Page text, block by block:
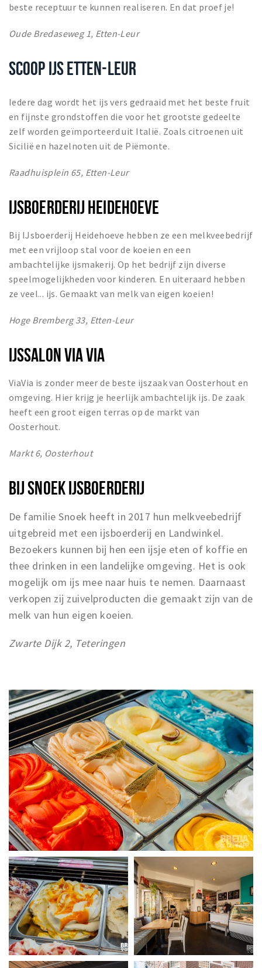
beste receptuur te kunnen realiseren. En dat proef je!
Oude Bredaseweg 1, Etten-Leur
SCOOP IJS ETTEN-LEUR
Iedere dag wordt het ijs vers gedraaid met het beste fruit
en fijnste grondstoffen die voor het grootste gedeelte
zelf worden geïmporteerd uit Italië. Zoals citroenen uit
Sicilië en hazelnoten uit de Piëmonte.
Raadhuisplein 65, Etten-Leur
IJSBOERDERIJ HEIDEHOEVE
Bij IJsboerderij Heidehoeve hebben ze een melkveebedrijf
met een vrijloop stal voor de koeien en een
ambachtelijke ijsmakerij. Op het bedrijf zijn diverse
speelmogelijkheden voor kinderen. En uiteraard hebben
ze veel... ijs. Gemaakt van melk van eigen koeien!
Hoge Bremberg 33, Etten-Leur
IJSSALON VIA VIA
ViaVia is zonder meer de beste ijszaak van Oosterhout en
omgeving. Hier krijg je heerlijk ambachtelijk ijs. De zaak
heeft een groot eigen terras op de markt van
Oosterhout.
Markt 6, Oosterhout
BIJ SNOEK IJSBOERDERIJ
De familie Snoek heeft in 2017 hun melkveebedrijf
uitgebreid met een ijsboerderij en Landwinkel.
Bezoekers kunnen bij hen een ijsje eten of koffie en
thee drinken in een landelijke omgeving. Het is ook
mogelijk om ijs mee naar huis te nemen. Daarnaast
verkopen zij zuivelproducten die gemaakt zijn van de
melk van hun eigen koeien.
Zwarte Dijk 2, Teteringen